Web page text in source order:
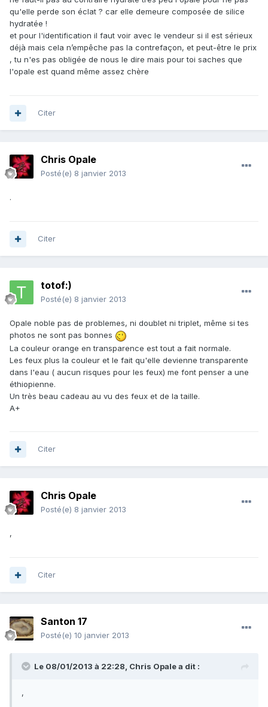
qu'elle perde son éclat ? car elle demeure composée de silice
hydratée !
et pour l'identification il faut voir avec le vendeur si il est sérieux
déjà mais cela n’empêche pas la contrefaçon, et peut-être le prix
, tu n'es pas obligée de nous le dire mais pour toi saches que
l'opale est quand même assez chère
Citer
Chris Opale
Posté(e) 8 janvier 2013
.
Citer
totof:)
Posté(e) 8 janvier 2013
Opale noble pas de problemes, ni doublet ni triplet, même si tes
photos ne sont pas bonnes
La couleur orange en transparence est tout a fait normale.
Les feux plus la couleur et le fait qu'elle devienne transparente
dans l'eau ( aucun risques pour les feux) me font penser a une
éthiopienne.
Un très beau cadeau au vu des feux et de la taille.
A+
Citer
Chris Opale
Posté(e) 8 janvier 2013
,
Citer
Santon 17
Posté(e) 10 janvier 2013
Le 08/01/2013 à 22:28, Chris Opale a dit :
,